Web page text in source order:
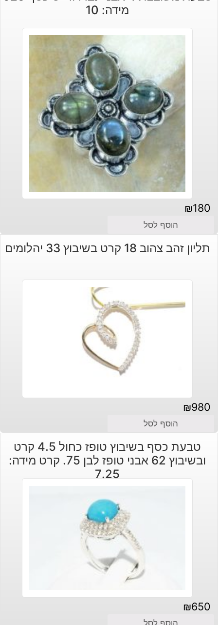
מידה: 10
₪180
הוסף לסל
תליון זהב צהוב 18 קרט בשיבוץ 33 יהלומים
₪980
הוסף לסל
טבעת כסף בשיבוץ טופז כחול 4.5 קרט
ובשיבוץ 62 אבני טופז לבן 75. קרט מידה:
7.25
₪650